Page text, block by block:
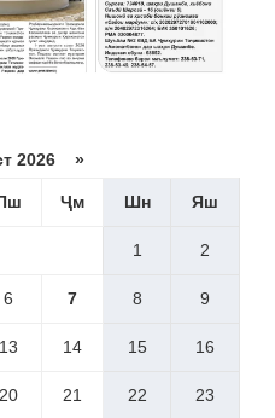
2026 »
Ҷм Шн Яш
1 2
6 7 8 9
13 14 15 16
20 21 22 23